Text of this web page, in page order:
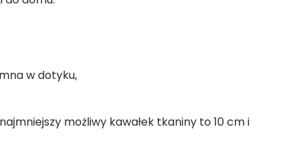
w dotyku,
możliwy kawałek tkaniny to 10 cm i